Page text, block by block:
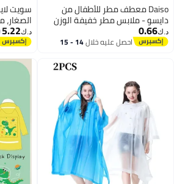
Daiso معطف مطر للأطفال من
دايسو - ملابس مطر خفيفة الوزن
سنوات، أزرق
د.ك‏0.66
احصل عليه خلال 14 - 15
سويت
الصغار،
معطف
للماء،
د.ك‏5.22